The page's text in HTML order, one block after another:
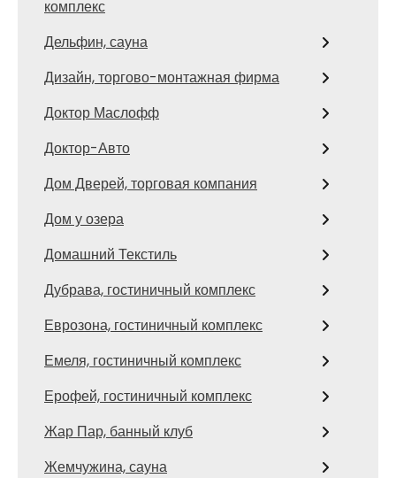
комплекс
Дельфин, сауна
Дизайн, торгово-монтажная фирма
Доктор Маслофф
Доктор-Авто
Дом Дверей, торговая компания
Дом у озера
Домашний Текстиль
Дубрава, гостиничный комплекс
Еврозона, гостиничный комплекс
Емеля, гостиничный комплекс
Ерофей, гостиничный комплекс
Жар Пар, банный клуб
Жемчужина, сауна